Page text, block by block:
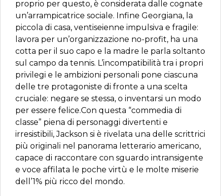
proprio per questo, è considerata dalle cognate
un’arrampicatrice sociale. Infine Georgiana, la
piccola di casa, ventiseienne impulsiva e fragile:
lavora per un’organizzazione no-profit, ha una
cotta per il suo capo e la madre le parla soltanto
sul campo da tennis. L’incompatibilità tra i propri
privilegi e le ambizioni personali pone ciascuna
delle tre protagoniste di fronte a una scelta
cruciale: negare se stessa, o inventarsi un modo
per essere felice.Con questa “commedia di
classe” piena di personaggi divertenti e
irresistibili, Jackson si è rivelata una delle scrittrici
più originali nel panorama letterario americano,
capace di raccontare con sguardo intransigente
e voce affilata le poche virtù e le molte miserie
dell’1% più ricco del mondo.